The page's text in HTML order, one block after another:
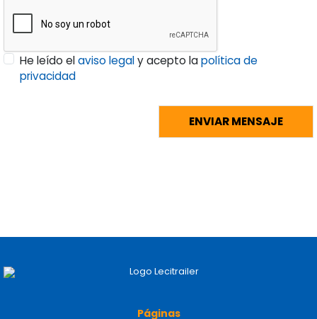
He leído el y acepto lapolítica de
privacidad
Inicio